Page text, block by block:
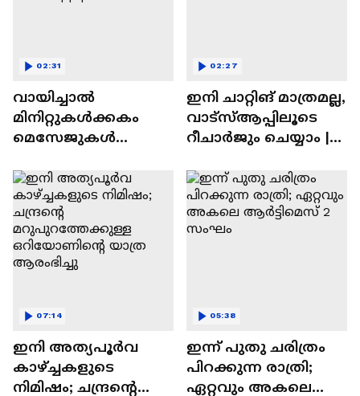
വായിച്ചാൽ
മിനിറ്റുകൾക്കകം
മെസേജുകള്‍
WhatsApp | Tech Talk
02:31
ഇനി ചാറ്റിങ് മാത്രമല്ല,
വാട്‌സ്‌ആപ്പിലൂടെ
റീചാർജും ചെയ്യാം |
Tech Talk
02:27
ഇനി അത്യപൂര്‍വ
കാഴ്ച്ചകളുടെ
നിമിഷം; ചന്ദ്രന്റെ
07:14
ഇന്ന് പുതു ചരിത്രം
പിറക്കുന്ന രാത്രി;
ഏറ്റവും അകലെ
05:38